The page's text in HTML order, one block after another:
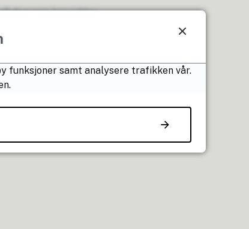
deg som kan jobbe
funksjoner samt analysere trafikken vår.